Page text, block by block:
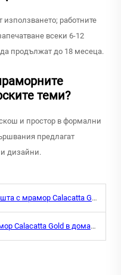
използването; работните
всеки 6-12
продължат до 18 месеца.
теми?
и простор в формални
предлагат
дизайни.
с мрамор Calacatta Gold
Gold в домашният дизайн